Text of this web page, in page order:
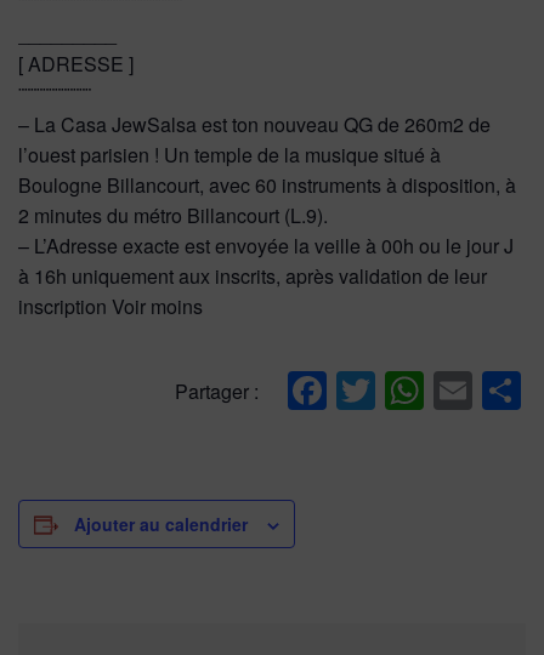
[ ADRESSE ]
¨¨¨¨¨¨¨¨¨¨¨¨
– La Casa JewSalsa est ton nouveau QG de 260m2 de
l’ouest parisien ! Un temple de la musique situé à
Boulogne Billancourt, avec 60 instruments à disposition, à
2 minutes du métro Billancourt (L.9).
– L’Adresse exacte est envoyée la veille à 00h ou le jour J
à 16h uniquement aux inscrits, après validation de leur
inscription Voir moins
Partager : Facebook
Twitter
Ajouter au calendrier